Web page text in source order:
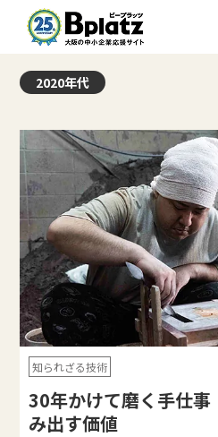
2020年代
知られざる技術
30年かけて磨く手仕
み出す価値